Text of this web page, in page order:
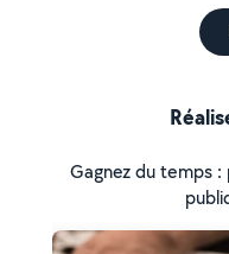
Gagnez du temps